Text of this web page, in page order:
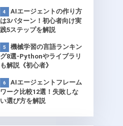
AIエージェントの作り方
は3パターン！初心者向け実
践5ステップを解説
機械学習の言語ランキン
グ8選-Pythonやライブラリ
も解説《初心者》
AIエージェントフレーム
ワーク比較12選！失敗しな
い選び方を解説